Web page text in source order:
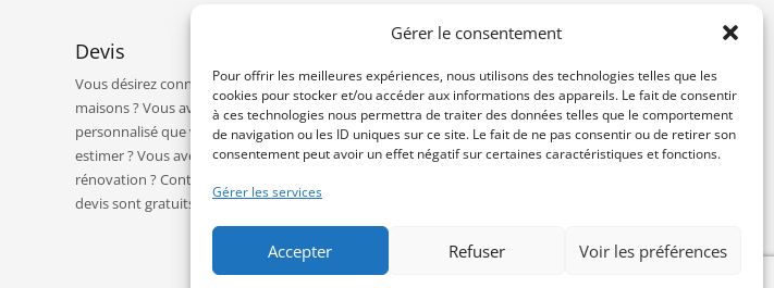
Gérer le consentement
Pour offrir les meilleures expériences, nous utilisons des technologies telles que les
cookies pour stocker et/ou accéder aux informations des appareils. Le fait de consentir
à ces technologies nous permettra de traiter des données telles que le comportement
de navigation ou les ID uniques sur ce site. Le fait de ne pas consentir ou de retirer son
consentement peut avoir un effet négatif sur certaines caractéristiques et fonctions.
Gérer les services
Accepter Refuser Voir les préférences
Devis
Vous désirez connaître le prix de nos
maisons ? Vous avez un projet
personnalisé que vous souhaitez faire
estimer ? Vous avez un projet de
rénovation ? Contactez-nous
devis sont gratuits !
Réalisons ensemble votre projet